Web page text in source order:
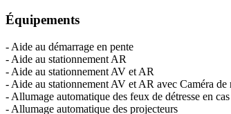
Équipements
- Aide au démarrage en pente
- Aide au stationnement AR
- Aide au stationnement AV et AR
- Aide au stationnement AV et AR avec Caméra de
- Allumage automatique des feux de détresse en
- Allumage automatique des projecteurs